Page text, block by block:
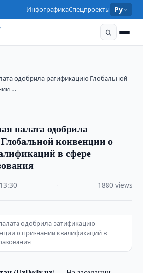
ИнфографикаСпецпроекты Ру
одобрила ратификацию Глобальной
…
палата одобрила
конвенции о
в сфере
13:30 1880 views
одобрила ратификацию
о признании квалификаций в